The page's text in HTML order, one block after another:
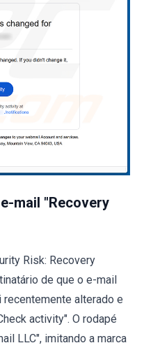
mail "Recovery
Risk: Recovery
de que o e-mail
alterado e
activity". O rodapé
LLC", imitando a marca